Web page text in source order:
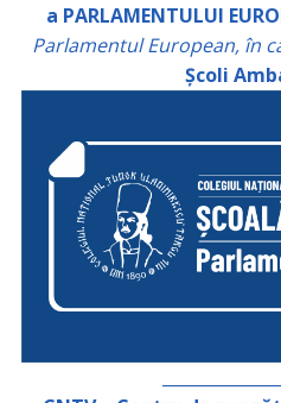
a PARLAMENTULUI
Parlamentul European, în
Școli